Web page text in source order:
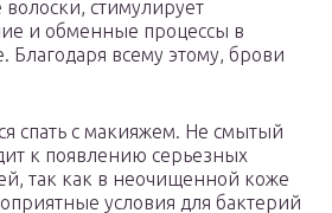
волоски, стимулирует
и обменные процессы в
Благодаря всему этому, брови
спать с макияжем. Не смытый
к появлению серьезных
так как в неочищенной коже
условия для бактерий